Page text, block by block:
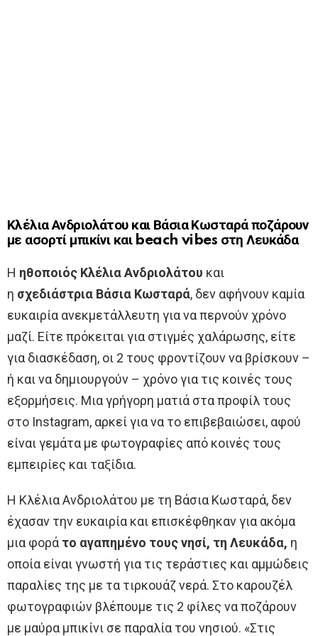
Κλέλια Ανδριολάτου και Βάσια Κωσταρά ποζάρουν
με ασορτί μπικίνι και beach vibes στη Λευκάδα
Η ηθοποιός ΚλέλιαΑνδριολάτου και
η σχεδιάστρια Βάσια Κωσταρά, δεν αφήνουν καμία
ευκαιρία ανεκμετάλλευτη για να περνούν χρόνο
μαζί. Είτε πρόκειται για στιγμές χαλάρωσης, είτε
για διασκέδαση, οι 2 τους φροντίζουν να βρίσκουν –
ή και να δημιουργούν – χρόνο για τις κοινές τους
εξορμήσεις. Μια γρήγορη ματιά στα προφίλ τους
στο Instagram, αρκεί για να το επιβεβαιώσει, αφού
είναι γεμάτα με φωτογραφίες από κοινές τους
εμπειρίες και ταξίδια.
Η Κλέλια Ανδριολάτου με τη Βάσια Κωσταρά, δεν
έχασαν την ευκαιρία και επισκέφθηκαν για ακόμα
μια φορά το αγαπημένο τους νησί, τη Λευκάδα, η
οποία είναι γνωστή για τις τεράστιες και αμμώδεις
παραλίες της με τα τιρκουάζ νερά. Στο καρουζέλ
φωτογραφιών βλέπουμε τις 2 φίλες να ποζάρουν
με μαύρα μπικίνι σε παραλία του νησιού. «Στις